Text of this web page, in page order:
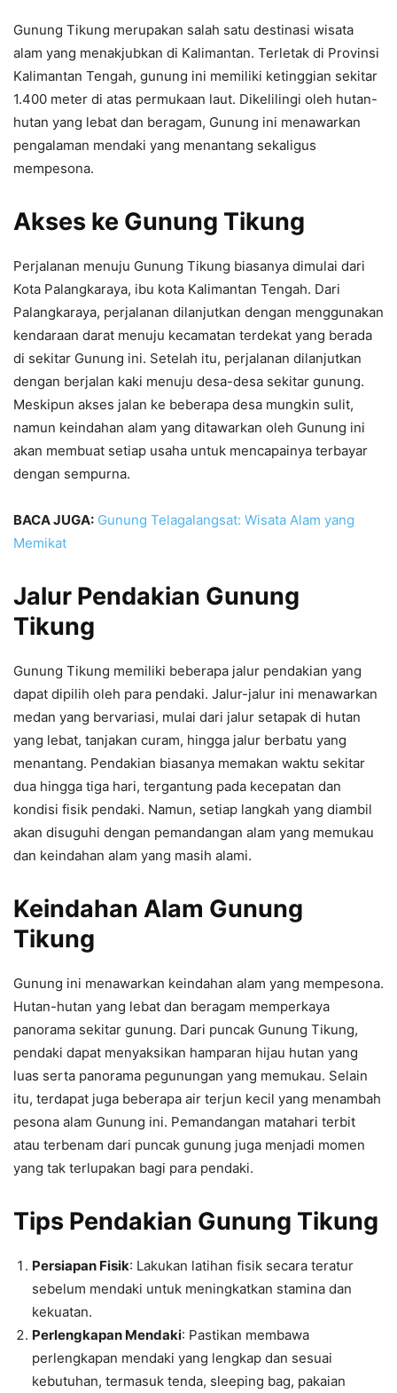
Gunung Tikung merupakan salah satu destinasi wisata
alam yang menakjubkan di Kalimantan. Terletak di Provinsi
Kalimantan Tengah, gunung ini memiliki ketinggian sekitar
1.400 meter di atas permukaan laut. Dikelilingi oleh hutan-
hutan yang lebat dan beragam, Gunung ini menawarkan
pengalaman mendaki yang menantang sekaligus
mempesona.
Akses ke Gunung Tikung
Perjalanan menuju Gunung Tikung biasanya dimulai dari
Kota Palangkaraya, ibu kota Kalimantan Tengah. Dari
Palangkaraya, perjalanan dilanjutkan dengan menggunakan
kendaraan darat menuju kecamatan terdekat yang berada
di sekitar Gunung ini. Setelah itu, perjalanan dilanjutkan
dengan berjalan kaki menuju desa-desa sekitar gunung.
Meskipun akses jalan ke beberapa desa mungkin sulit,
namun keindahan alam yang ditawarkan oleh Gunung ini
akan membuat setiap usaha untuk mencapainya terbayar
dengan sempurna.
BACA JUGA: Gunung Telagalangsat: Wisata Alam yang
Memikat
Jalur Pendakian Gunung
Tikung
Gunung Tikung memiliki beberapa jalur pendakian yang
dapat dipilih oleh para pendaki. Jalur-jalur ini menawarkan
medan yang bervariasi, mulai dari jalur setapak di hutan
yang lebat, tanjakan curam, hingga jalur berbatu yang
menantang. Pendakian biasanya memakan waktu sekitar
dua hingga tiga hari, tergantung pada kecepatan dan
kondisi fisik pendaki. Namun, setiap langkah yang diambil
akan disuguhi dengan pemandangan alam yang memukau
dan keindahan alam yang masih alami.
Keindahan Alam Gunung
Tikung
Gunung ini menawarkan keindahan alam yang mempesona.
Hutan-hutan yang lebat dan beragam memperkaya
panorama sekitar gunung. Dari puncak Gunung Tikung,
pendaki dapat menyaksikan hamparan hijau hutan yang
luas serta panorama pegunungan yang memukau. Selain
itu, terdapat juga beberapa air terjun kecil yang menambah
pesona alam Gunung ini. Pemandangan matahari terbit
atau terbenam dari puncak gunung juga menjadi momen
yang tak terlupakan bagi para pendaki.
Tips Pendakian Gunung Tikung
Persiapan Fisik: Lakukan latihan fisik secara teratur
sebelum mendaki untuk meningkatkan stamina dan
kekuatan.
Perlengkapan Mendaki: Pastikan membawa
perlengkapan mendaki yang lengkap dan sesuai
kebutuhan, termasuk tenda, sleeping bag, pakaian